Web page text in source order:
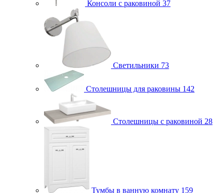
Консоли с раковиной 37
Светильники 73
Столешницы для раковины 142
Столешницы с раковиной 28
Тумбы в ванную комнату 159